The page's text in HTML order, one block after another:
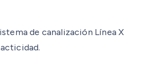
de canalización Línea X